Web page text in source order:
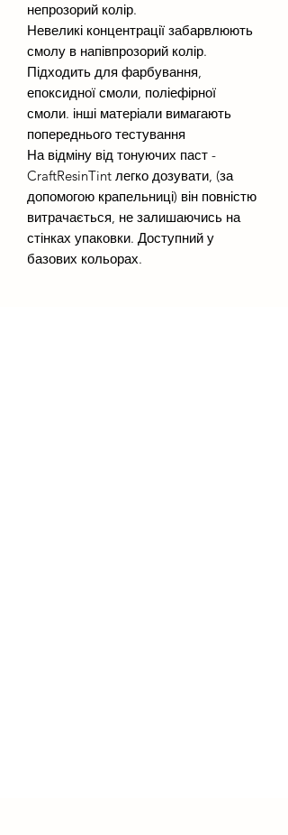
непрозорий колір.
Невеликі концентрації забарвлюють
смолу в напівпрозорий колір.
Підходить для фарбування,
епоксидної смоли, поліефірної
смоли. інші матеріали вимагають
попереднього тестування
На відміну від тонуючих паст -
CraftResinTint легко дозувати, (за
допомогою крапельниці) він повністю
витрачається, не залишаючись на
стінках упаковки. Доступний у
базових кольорах.